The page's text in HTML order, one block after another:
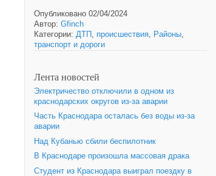
Опубликовано 02/04/2024
Автор: Gfinch
Категории: ДТП , происшествия, Районы,
транспорт и дороги
Лента новостей
Электричество отключили в одном из
краснодарских округов из-за аварии
Часть Краснодара осталась без воды из-за
аварии
Над Кубанью сбили беспилотник
В Краснодаре произошла массовая драка
Студент из Краснодара выиграл поездку в